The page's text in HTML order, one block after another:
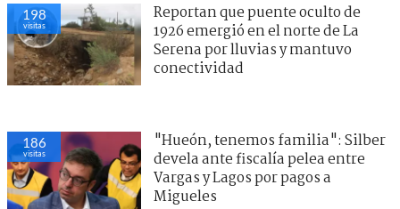
198
visitas
Reportan que puente oculto de
1926 emergió en el norte de La
Serena por lluvias y mantuvo
conectividad
186
visitas
"Hueón, tenemos familia": Silber
devela ante fiscalía pelea entre
Vargas y Lagos por pagos a
Migueles